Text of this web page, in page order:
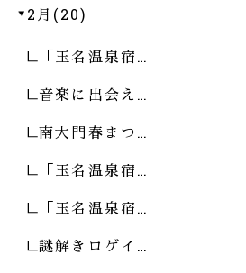
2月(20)
「玉名温泉宿…
音楽に出会え…
南大門春まつ…
「玉名温泉宿…
「玉名温泉宿…
謎解きロゲイ…